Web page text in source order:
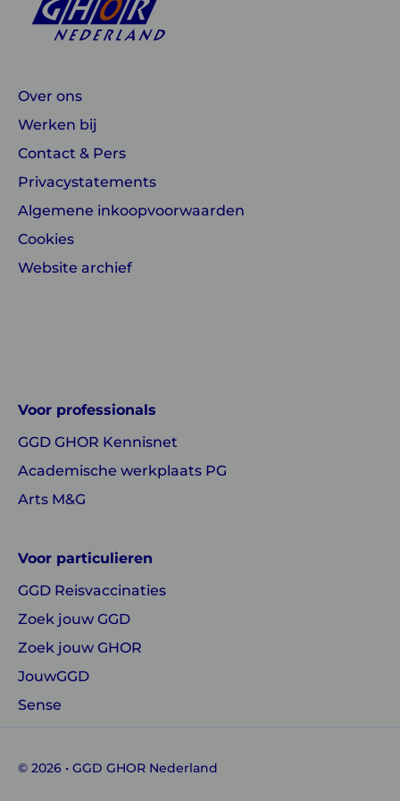
Over ons
Werken bij
Contact & Pers
Privacystatements
Algemene inkoopvoorwaarden
Cookies
Website archief
GHOR
Nederland
GHOR
Nederland
Voor professionals
GGD GHOR Kennisnet
Academische werkplaats PG
Arts M&G
Voor particulieren
GGD Reisvaccinaties
Zoek jouw GGD
Zoek jouw GHOR
JouwGGD
Sense
© 2026 • GGD GHOR Nederland